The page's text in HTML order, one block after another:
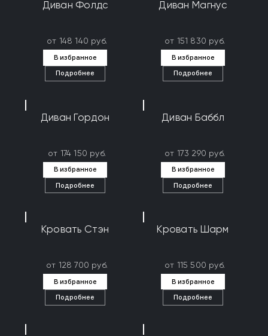
Диван Фолдс
от 148 140 руб.
В избранное
Подробнее
Диван Магнус
от 151 830 руб.
В избранное
Подробнее
Диван Гордон
от 174 150 руб.
В избранное
Подробнее
Диван Баббл
от 173 290 руб.
В избранное
Подробнее
Кровать Стэн
от 128 700 руб.
В избранное
Подробнее
Кровать Шарм
от 115 500 руб.
В избранное
Подробнее